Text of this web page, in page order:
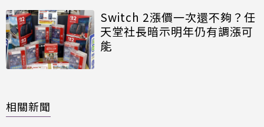
Switch 2漲價一次還不夠？任
天堂社長暗示明年仍有調漲可
能
相關新聞